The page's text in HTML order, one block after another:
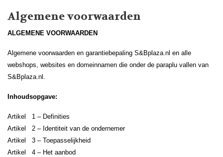
Algemene voorwaarden
ALGEMENE VOORWAARDEN
Algemene voorwaarden en garantiebepaling S&Bplaza.nl en alle
webshops, websites en domeinnamen die onder de paraplu vallen van
S&Bplaza.nl.
Inhoudsopgave:
Artikel 1 – Definities
Artikel 2 – Identiteit van de ondernemer
Artikel 3 – Toepasselijkheid
Artikel 4 – Het aanbod